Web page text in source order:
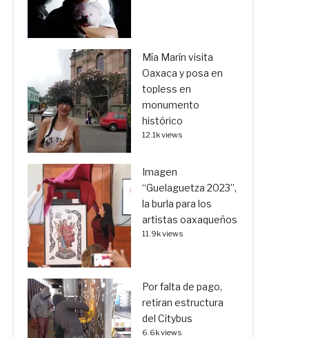
Mía Marín visita
Oaxaca y posa en
topless en
monumento
histórico
12.1k views
Imagen
“Guelaguetza 2023”,
la burla para los
artistas oaxaqueños
11.9k views
Por falta de pago,
retiran estructura
del Citybus
6.6k views